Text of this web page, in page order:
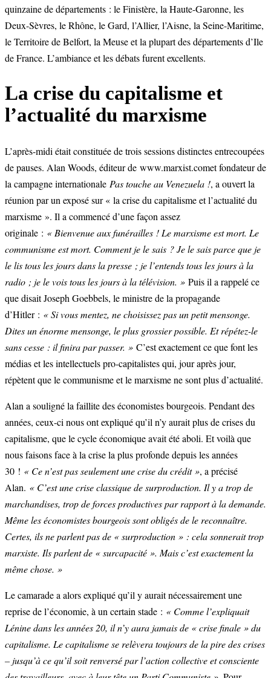
quinzaine de départements : le Finistère, la Haute-Garonne, les
Deux-Sèvres, le Rhône, le Gard, l’Allier, l’Aisne, la Seine-Maritime,
le Territoire de Belfort, la Meuse et la plupart des départements d’Ile
de France. L’ambiance et les débats furent excellents.
La crise du capitalisme et
l’actualité du marxisme
L’après-midi était constituée de trois sessions distinctes entrecoupées
de pauses. Alan Woods, éditeur de www.marxist.comet fondateur de
la campagne internationale Pas touche au Venezuela !, a ouvert la
réunion par un exposé sur « la crise du capitalisme et l’actualité du
marxisme ». Il a commencé d’une façon assez
originale : « Bienvenue aux funérailles ! Le marxisme est mort. Le
communisme est mort. Comment je le sais ? Je le sais parce que je
le lis tous les jours dans la presse ; je l’entends tous les jours à la
radio ; je le vois tous les jours à la télévision. » Puis il a rappelé ce
que disait Joseph Goebbels, le ministre de la propagande
d’Hitler : « Si vous mentez, ne choisissez pas un petit mensonge.
Dites un énorme mensonge, le plus grossier possible. Et répétez-le
sans cesse : il finira par passer. » C’est exactement ce que font les
médias et les intellectuels pro-capitalistes qui, jour après jour,
répètent que le communisme et le marxisme ne sont plus d’actualité.
Alan a souligné la faillite des économistes bourgeois. Pendant des
années, ceux-ci nous ont expliqué qu’il n’y aurait plus de crises du
capitalisme, que le cycle économique avait été aboli. Et voilà que
nous faisons face à la crise la plus profonde depuis les années
30 ! « Ce n’est pas seulement une crise du crédit », a précisé
Alan. « C’est une crise classique de surproduction. Il y a trop de
marchandises, trop de forces productives par rapport à la demande.
Même les économistes bourgeois sont obligés de le reconnaître.
Certes, ils ne parlent pas de « surproduction » : cela sonnerait trop
marxiste. Ils parlent de « surcapacité ». Mais c’est exactement la
même chose. »
Le camarade a alors expliqué qu’il y aurait nécessairement une
reprise de l’économie, à un certain stade : « Comme l’expliquait
Lénine dans les années 20, il n’y aura jamais de « crise finale » du
capitalisme. Le capitalisme se relèvera toujours de la pire des crises
– jusqu’à ce qu’il soit renversé par l’action collective et consciente